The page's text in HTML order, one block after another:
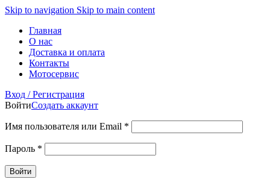
Skip to navigation Skip to main content
Главная
О нас
Доставка и оплата
Контакты
Мотосервис
Вход / Регистрация
ВойтиСоздать аккаунт
Имя пользователя или Email *
Пароль *
Войти